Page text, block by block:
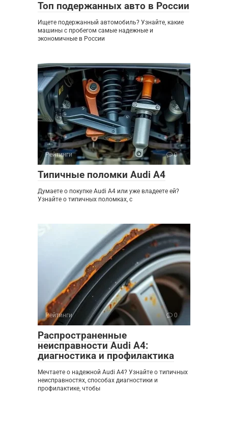
Топ подержанных авто в России
Ищете подержанный автомобиль? Узнайте, какие
машины с пробегом самые надежные и
экономичные в России
Рейтинги 0
Типичные поломки Audi A4
Думаете о покупке Audi A4 или уже владеете ей?
Узнайте о типичных поломках, с
Рейтинги 0
Распространенные
неисправности Audi A4:
диагностика и профилактика
Мечтаете о надежной Audi A4? Узнайте о типичных
неисправностях, способах диагностики и
профилактике, чтобы